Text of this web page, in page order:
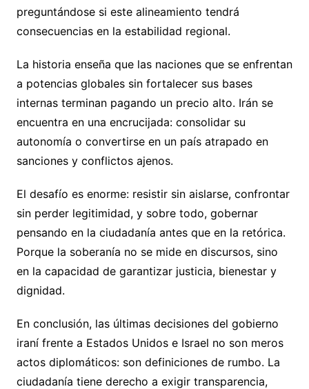
preguntándose si este alineamiento tendrá
consecuencias en la estabilidad regional.
La historia enseña que las naciones que se enfrentan
a potencias globales sin fortalecer sus bases
internas terminan pagando un precio alto. Irán se
encuentra en una encrucijada: consolidar su
autonomía o convertirse en un país atrapado en
sanciones y conflictos ajenos.
El desafío es enorme: resistir sin aislarse, confrontar
sin perder legitimidad, y sobre todo, gobernar
pensando en la ciudadanía antes que en la retórica.
Porque la soberanía no se mide en discursos, sino
en la capacidad de garantizar justicia, bienestar y
dignidad.
En conclusión, las últimas decisiones del gobierno
iraní frente a Estados Unidos e Israel no son meros
actos diplomáticos: son definiciones de rumbo. La
ciudadanía tiene derecho a exigir transparencia,